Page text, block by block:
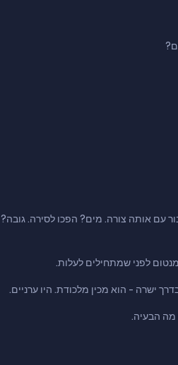
עם אותה צורה. מים? הפכו לסירה. גובה?
לפני שמתחילים לעלות.
ישרה - הוא מכין מלכודת. היו ערניים.
מה הבעיה.